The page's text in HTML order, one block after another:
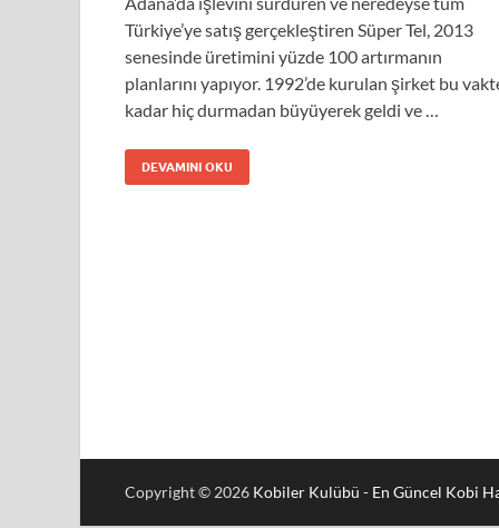
Türkiye’ye satış gerçekleştiren Süper Tel, 2013
senesinde üretimini yüzde 100 artırmanın
planlarını yapıyor. 1992’de kurulan şirket bu
kadar hiç durmadan büyüyerek geldi ve …
DEVAMINI OKU
Copyright © 2026 Kobiler Kulübü - En Güncel Kobi